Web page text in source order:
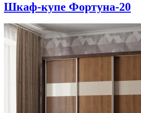
Шкаф-купе Фортуна-20